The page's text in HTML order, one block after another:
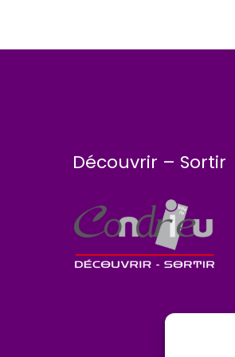
Découvrir – Sortir